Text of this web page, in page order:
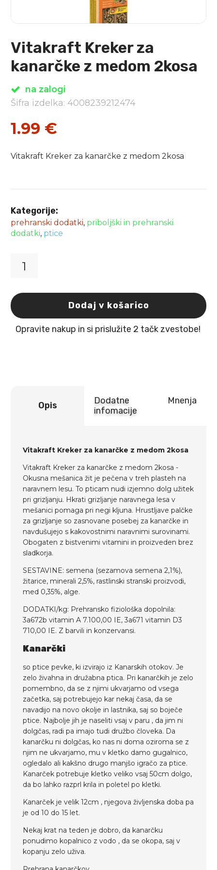
Vitakraft Kreker za
kanarčke z medom 2kosa
na zalogi
Šifra izdelka: 4008239212474
1.99 €
Vitakraft Kreker za kanarčke z medom 2kosa
Kategorije:
prehranski dodatki, priboljški in prehranski
dodatki, ptice
kanarčke
z
medom
2kosa
Dodaj v košarico
Opravite nakup in si prislužite 2 tačk zvestobe!
Opis
Dodatne
infomacije
Mnenja
Vitakraft Kreker za kanarčke z medom 2kosa
Vitakraft Kreker za kanarčke z medom 2kosa -
Okusna mešanica žit je pečena v treh plasteh na
naravnem lesu. To pticam nudi izjemno dolg užitek
pri grizljanju. Hkrati grizljanje naravnega lesa v
mešanici pomaga pri negi kljuna. Hrustljave palčke
za grizljanje so zasnovane posebej za kanarčke in
navdušujejo s kakovostnimi naravnimi surovinami.
Obogaten z bistvenimi vitamini in proizveden brez
sladkorja.
SESTAVINE: semena (sezamova semena 2,1%),
žitarice, minerali 2,5%, rastlinski stranski proizvodi,
med 0,35%, alge.
DODATKI/kg: Prehransko fiziološka dopolnila:
3a672b vitamin A 7.100,00 IE, 3a671 vitamin D3
710,00 IE. Z barvili in konzervansi.
Kanarčki
so ptice pevke, ki izvirajo iz Kanarskih otokov. Je
zelo živahna in družabna ptica. Pri kanarčkih je zelo
pomembno, da se z njimi ukvarjamo od vsega
začetka, saj potrebujejo kar nekaj časa, da se
navadijo na novo okolje in lastnika, saj so boječe
ptice. Najbolje jih je naseliti vsaj v paru , da jim ni
dolgčas, radi pa imajo tudi družbo človeka. Da
kanarčku ni dolgčas, ko nas ni doma oziroma se z
njim ne ukvarjamo, mu v kletko damo gugalnico,
ogledalo ali kakšno drugo manjšo igračo za ptice.
Kanarček potrebuje kletko veliko vsaj 50cm dolgo,
da bo lahko razprl krila in poletel po kletki.
Kanarček je velik 12cm , njegova življenska doba pa
je od 10 do 15 let.
Nekaj krat na teden je dobro, da kanarčku
ponudimo kopalnico z vodo , da se okopa, saj v
kopanju zelo uživa.